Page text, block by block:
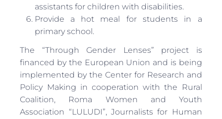
assistants for children with disabilities.
Provide a hot meal for students in a
primary school.
The “Through Gender Lenses” project is
financed by the European Union and is being
implemented by the Center for Research and
Policy Making in cooperation with the Rural
Coalition, Roma Women and Youth
Association “LULUDI”, Journalists for Human